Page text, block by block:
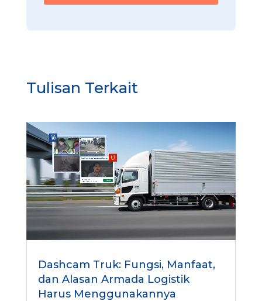
Tulisan Terkait
Dashcam Truk: Fungsi, Manfaat,
dan Alasan Armada Logistik
Harus Menggunakannya